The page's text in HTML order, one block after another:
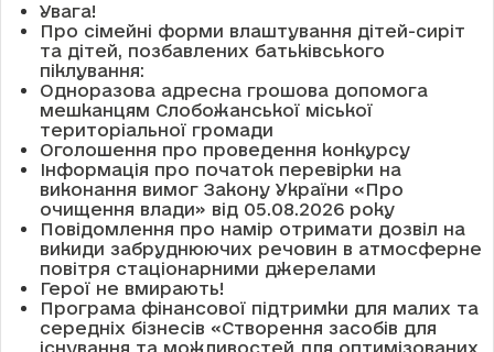
Увага!
Про сімейні форми влаштування дітей-сиріт
та дітей, позбавлених батьківського
піклування:
Одноразова адресна грошова допомога
мешканцям Слобожанської міської
територіальної громади
Оголошення про проведення конкурсу
Інформація про початок перевірки на
виконання вимог Закону України «Про
очищення влади» від 05.08.2026 року
Повідомлення про намір отримати дозвіл на
викиди забруднюючих речовин в атмосферне
повітря стаціонарними джерелами
Герої не вмирають!
Програма фінансової підтримки для малих та
середніх бізнесів «Створення засобів для
існування та можливостей для оптимізованих